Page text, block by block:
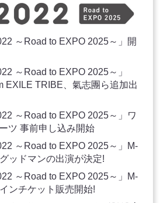
～Road to EXPO 2025～」開
～Road to EXPO 2025～」
EXILE TRIBE、氣志團ら追加出
～Road to EXPO 2025～」ワ
ツ 事前申し込み開始
～Road to EXPO 2025～」M-
ッドマンの出演が決定!
～Road to EXPO 2025～」M-
ンチケット販売開始!